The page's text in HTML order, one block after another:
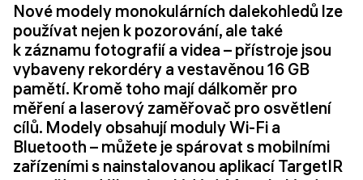
Nové modely monokulárních dalekohledů lze
používat nejen k pozorování, ale také
k záznamu fotografií a videa – přístroje jsou
vybaveny rekordéry a vestavěnou 16 GB
pamětí. Kromě toho mají dálkoměr pro
měření a laserový zaměřovač pro osvětlení
cílů. Modely obsahují moduly Wi-Fi a
Bluetooth – můžete je spárovat s mobilními
zařízeními s nainstalovanou aplikací TargetIR